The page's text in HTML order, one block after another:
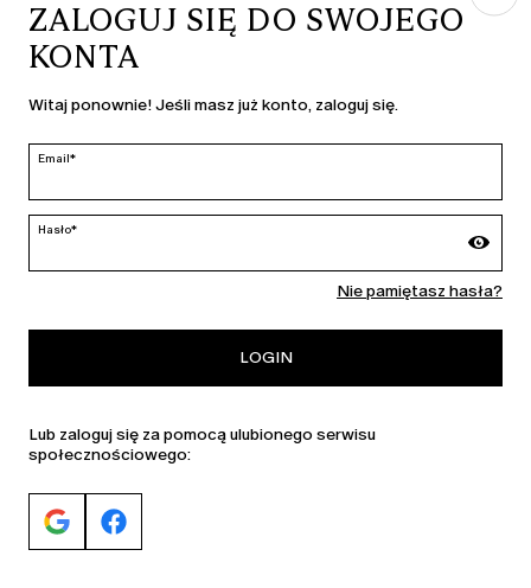
edycja
ZALOGUJ SIĘ DO SWOJEGO
KONTA
Witaj ponownie! Jeśli masz już konto, zaloguj się.
Email*
Hasło*
Nie pamiętasz hasła?
LOGIN
Lub zaloguj się za pomocą ulubionego serwisu
społecznościowego: